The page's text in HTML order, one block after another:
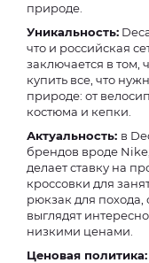
природе.
Уникальность:
что и российская
заключается в том,
купить все, что
природе: от
костюма и кепки.
Актуальность: в
брендов вроде
делает ставку на
кроссовки для
рюкзак для
выглядят
низкими ценами.
Ценовая политика: